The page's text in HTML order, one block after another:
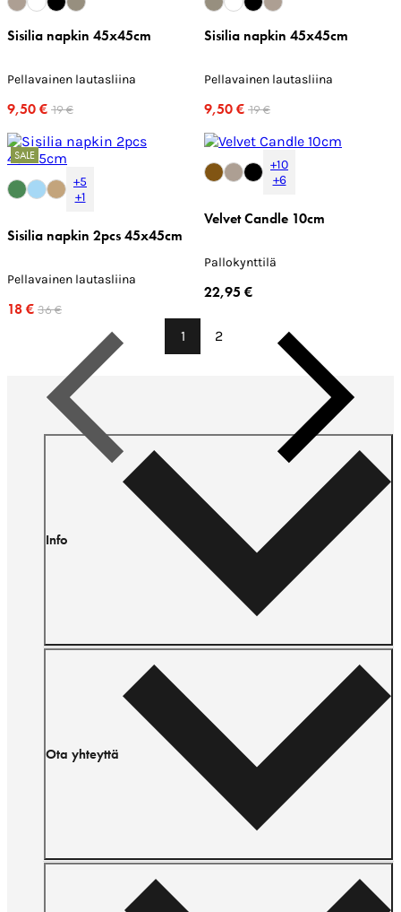
Sisilia napkin 45x45cm
Pellavainen lautasliina
9,50 € 19 €
Sisilia napkin 45x45cm
Pellavainen lautasliina
9,50 € 19 €
SALE
+5
+1
Sisilia napkin 2pcs 45x45cm
Pellavainen lautasliina
18 € 36 €
+10
+6
Velvet Candle 10cm
Pallokynttilä
22,95 €
1 2
Seuraava
Info
Ota yhteyttä